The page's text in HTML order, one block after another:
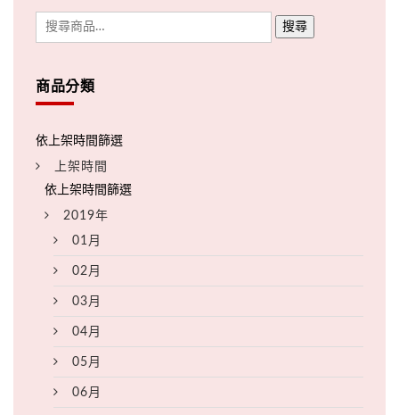
搜尋
商品分類
上架時間
2019年
01月
02月
03月
04月
05月
06月